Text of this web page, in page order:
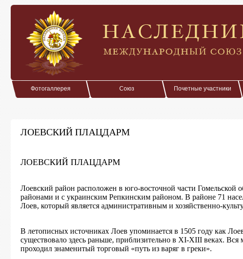
Фотогаллерея Союз Почетные участники
ЛОЕВСКИЙ ПЛАЦДАРМ
ЛОЕВСКИЙ ПЛАЦДАРМ
Лоевский район расположен в юго-восточной части
районами и с украинским Репкинским районом. В районе 71
Лоев, который является административным и хозяйственно-
В летописных источниках Лоев упоминается в 1505 году как
существовало здесь раньше, приблизительно в XI-XIII веках.
проходил знаменитый торговый «путь из варяг в греки».